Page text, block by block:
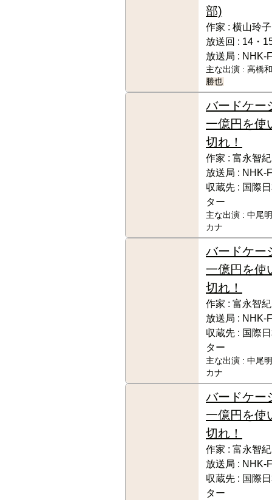
部)
作家 : 横山玲子
放送回 : 14・
放送局 : NHK-
主な出演 : 高橋
勝也
バードケー
一億円を使
切れ！
作家 : 富永智紀
放送局 : NHK-
収蔵先 : 国際
ター
主な出演 : 中尾
カナ
バードケー
一億円を使
切れ！
作家 : 富永智紀
放送局 : NHK-
収蔵先 : 国際
ター
主な出演 : 中尾
カナ
バードケー
一億円を使
切れ！
作家 : 富永智紀
放送局 : NHK-
収蔵先 : 国際
ター